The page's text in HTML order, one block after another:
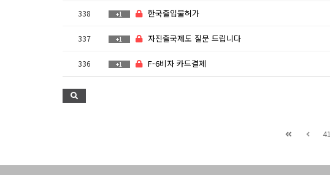
338 +1 한국출입불허가
337 +1 자진출국제도 질문 드립니다
336 +1 F-6비자 카드결제
41